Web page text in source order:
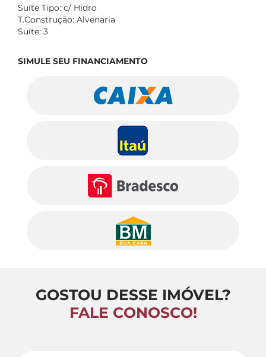
Suíte Tipo: c/ Hidro
T.Construção: Alvenaria
Suíte: 3
SIMULE SEU FINANCIAMENTO
GOSTOU DESSE IMÓVEL?
FALE CONOSCO!